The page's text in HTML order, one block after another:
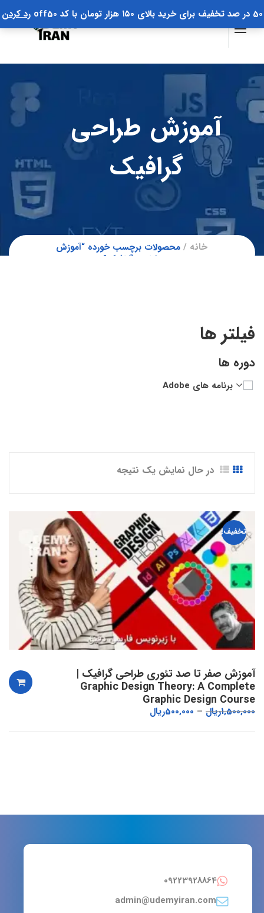
50 در صد تخفیف برای خرید بالای ۱۵۰ هزار تومان با کد off50 رد کردن
آموزش طراحی
گرافیک
خانه
محصولات برچسب خورده “آموزش
طراحی گرافیک”
در حال نمایش یک نتیجه
تخفیف!
آموزش صفر تا صد تئوری طراحی گرافیک |
Graphic Design Theory: A Complete
Graphic Design Course
1,500,000ریال 500,000ریال
فیلتر ها
دوره ها
برنامه های Adobe
09223928864
admin@udemyiran.com